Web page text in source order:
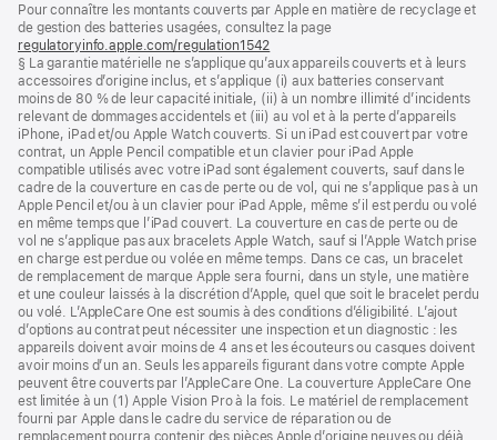
de
page
de
bas
de
page
Pour connaître les montants couverts par Apple en matière de recyclage et
de gestion des batteries usagées, consultez la page
regulatoryinfo.apple.com/regulation1542
dans
une
nouvelle
fenêtre)
§ La garantie matérielle ne s’applique qu’aux appareils couverts et à leurs
accessoires d’origine inclus, et s’applique (i) aux batteries conservant
moins de 80 % de leur capacité initiale, (ii) à un nombre illimité d’incidents
relevant de dommages accidentels et (iii) au vol et à la perte d’appareils
iPhone, iPad et/ou Apple Watch couverts. Si un iPad est couvert par votre
contrat, un Apple Pencil compatible et un clavier pour iPad Apple
compatible utilisés avec votre iPad sont également couverts, sauf dans le
cadre de la couverture en cas de perte ou de vol, qui ne s’applique pas à un
Apple Pencil et/ou à un clavier pour iPad Apple, même s’il est perdu ou volé
en même temps que l’iPad couvert. La couverture en cas de perte ou de
vol ne s’applique pas aux bracelets Apple Watch, sauf si l’Apple Watch prise
en charge est perdue ou volée en même temps. Dans ce cas, un bracelet
de remplacement de marque Apple sera fourni, dans un style, une matière
et une couleur laissés à la discrétion d’Apple, quel que soit le bracelet perdu
ou volé. L’AppleCare One est soumis à des conditions d’éligibilité. L’ajout
d’options au contrat peut nécessiter une inspection et un diagnostic : les
appareils doivent avoir moins de 4 ans et les écouteurs ou casques doivent
avoir moins d’un an. Seuls les appareils figurant dans votre compte Apple
peuvent être couverts par l’AppleCare One. La couverture AppleCare One
est limitée à un (1) Apple Vision Pro à la fois. Le matériel de remplacement
fourni par Apple dans le cadre du service de réparation ou de
remplacement pourra contenir des pièces Apple d’origine neuves ou déjà